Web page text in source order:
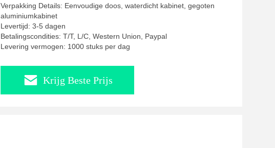
Verpakking Details: Eenvoudige doos, waterdicht kabinet, gegoten
aluminiumkabinet
Levertijd: 3-5 dagen
Betalingscondities: T/T, L/C, Western Union, Paypal
Levering vermogen: 1000 stuks per dag
Krijg Beste Prijs